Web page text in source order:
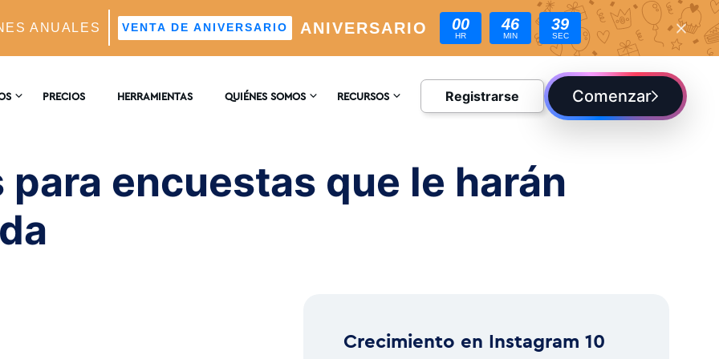
ANUALES ANIVERSARIO
VENTA DE ANIVERSARIO 00
HR
46
MIN
38
SEC
Impulsado Por IA
PRECIOS HERRAMIENTAS QUIÉNES SOMOS
RESEÑAS
RECURSOS
BLOG
Registrarse Comenzar
encuestas que le harán
Crecimiento en Instagram 10